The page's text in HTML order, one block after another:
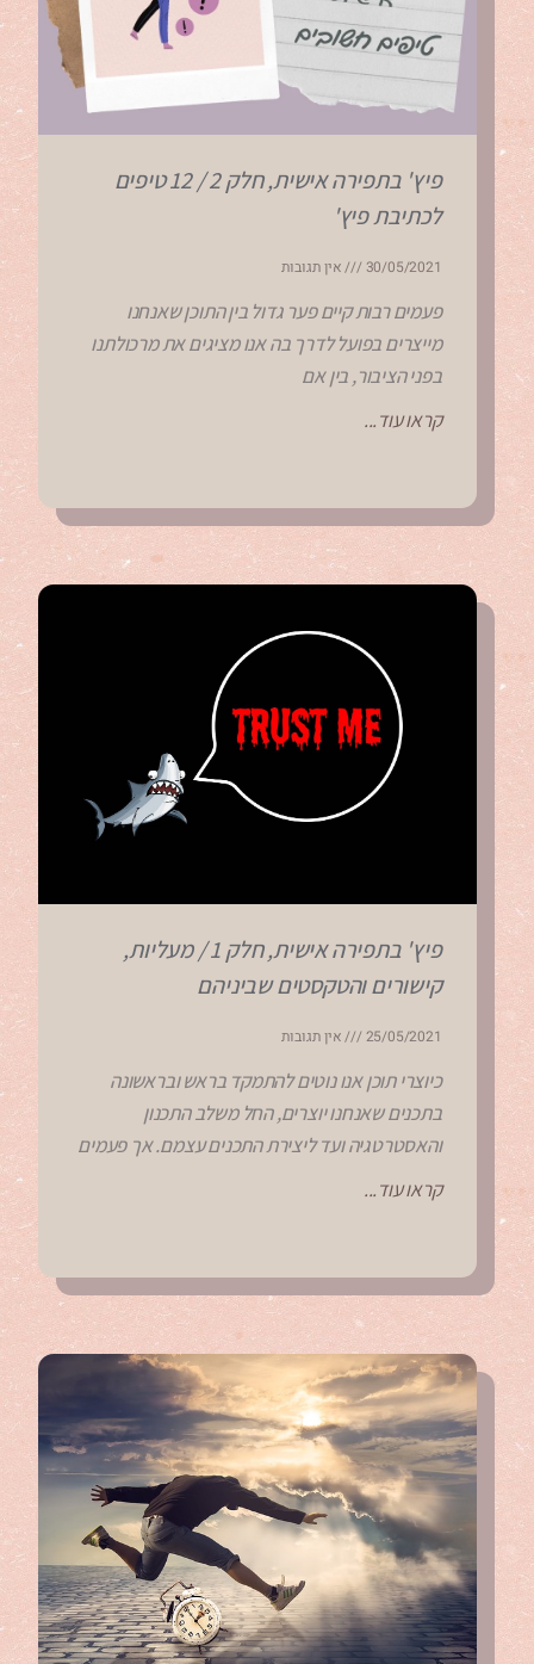
פיץ' בתפירה אישית, חלק 2 / 12 טיפים
לכתיבת פיץ'
30/05/2021 אין תגובות
פעמים רבות קיים פער גדול בין התוכן שאנחנו
מייצרים בפועל לדרך בה אנו מציגים את מרכולתנו
בפני הציבור, בין אם
קראו עוד...
פיץ' בתפירה אישית, חלק 1 / מעליות,
קישורים והטקסטים שביניהם
25/05/2021 אין תגובות
כיוצרי תוכן אנו נוטים להתמקד בראש ובראשונה
בתכנים שאנחנו יוצרים, החל משלב התכנון
והאסטרטגיה ועד ליצירת התכנים עצמם. אך פעמים
קראו עוד...